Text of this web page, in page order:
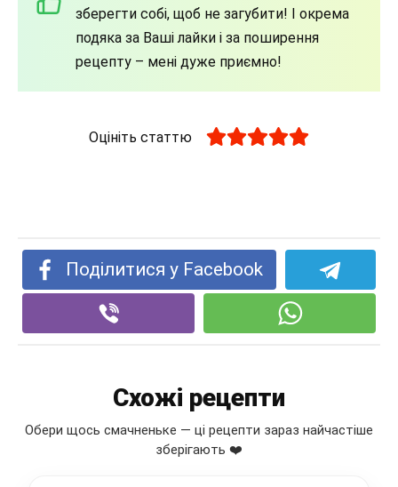
зберегти собі, щоб не загубити! І окрема
подяка за Ваші лайки і за поширення
рецепту – мені дуже приємно!
Оцініть статтю
Поділитися у Facebook
Схожі рецепти
Обери щось смачненьке — ці рецепти зараз найчастіше
зберігають ❤️